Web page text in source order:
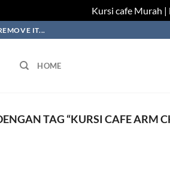
Kursi cafe Murah |
IT...
HOME
TAG “KURSI CAFE ARM